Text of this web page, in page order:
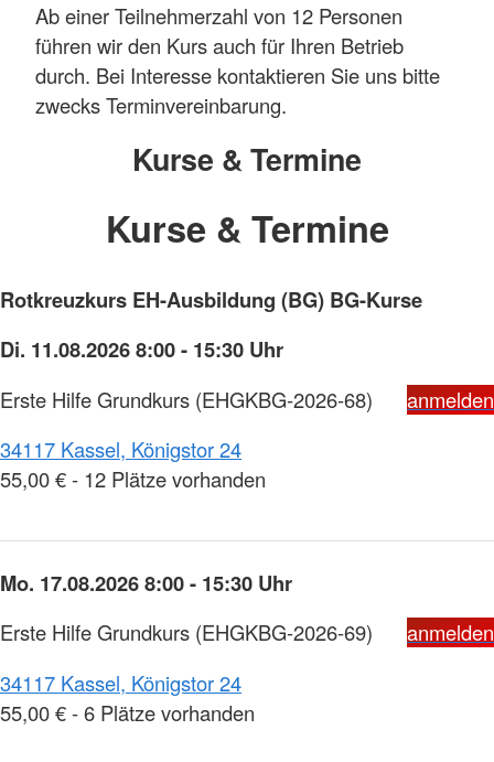
Ab einer Teilnehmerzahl von 12 Personen
führen wir den Kurs auch für Ihren Betrieb
durch. Bei Interesse kontaktieren Sie uns bitte
zwecks Terminvereinbarung.
Kurse & Termine
Kurse & Termine
Rotkreuzkurs EH-Ausbildung (BG) BG-Kurse
Di. 11.08.2026 8:00 - 15:30 Uhr
Erste Hilfe Grundkurs (EHGKBG-2026-68)
anmelden
34117 Kassel, Königstor 24
55,00 € - 12 Plätze vorhanden
Mo. 17.08.2026 8:00 - 15:30 Uhr
Erste Hilfe Grundkurs (EHGKBG-2026-69)
anmelden
34117 Kassel, Königstor 24
55,00 € - 6 Plätze vorhanden